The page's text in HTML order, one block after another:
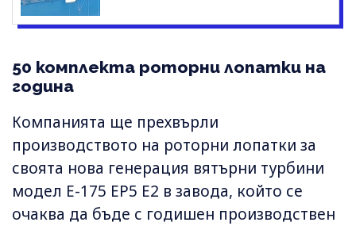
50 комплекта роторни лопатки на
година
Компанията ще прехвърли
производството на роторни лопатки за
своята нова генерация вятърни турбини
модел E-175 EP5 E2 в завода, който се
очаква да бъде с годишен производствен